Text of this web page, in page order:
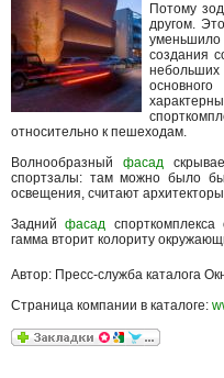
Потому
другом.
создания
относительно к пешеходам.
Волнообразныйфасад
спортзалы: там можно было бы
освещения, считают
Заднийфасад
гамма вторит колориту
Автор: Пресс-служба каталога
Страница компании в каталоге: